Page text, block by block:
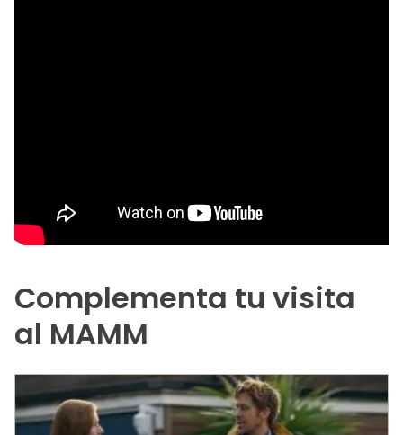
Complementa tu visita
al MAMM